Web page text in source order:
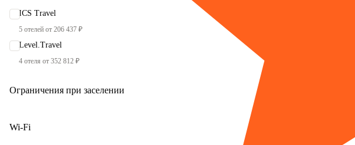
ICS Travel
5 отелей от 206 437 ₽
Level.Travel
4 отеля от 352 812 ₽
Ограничения при заселении
Wi-Fi